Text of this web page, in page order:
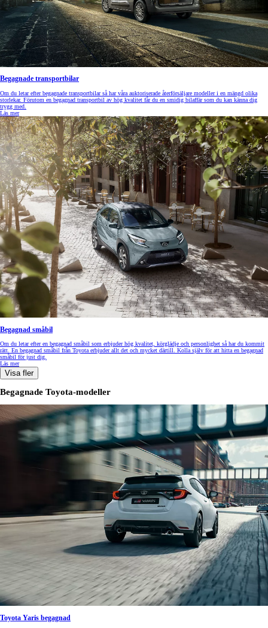
Begagnade transportbilar
Om du letar efter begagnade transportbilar så har våra auktoriserade återförsäljare modeller i en mängd olika
storlekar. Förutom en begagnad transportbil av hög kvalitet får du en smidig bilaffär som du kan känna dig
trygg med.
Läs mer
Begagnad småbil
Om du letar efter en begagnad småbil som erbjuder hög kvalitet, körglädje och personlighet så har du kommit
rätt. En begagnad småbil från Toyota erbjuder allt det och mycket därtill. Kolla själv för att hitta en begagnad
småbil för just dig.
Läs mer
Visa fler
Begagnade Toyota-modeller
Toyota Yaris begagnad